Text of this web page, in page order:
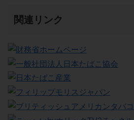
関連リンク